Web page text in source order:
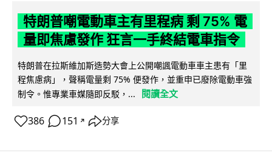
特朗普嘲電動車主有里程病 剩 75% 電
量即焦慮發作 狂言一手終結電車指令
特朗普在拉斯維加斯造勢大會上公開嘲諷電動車車主患有「里
程焦慮病」，聲稱電量剩 75% 便發作，並重申已廢除電動車強
制令。惟專業車媒隨即反駁，...
閱讀全文
386 151 ↗ 分享